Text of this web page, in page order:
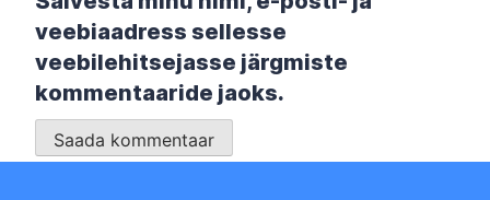
veebiaadress sellesse
veebilehitsejasse järgmiste
kommentaaride jaoks.